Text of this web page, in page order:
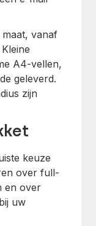
vanaf
A4-vellen,
geleverd.
zijn
keuze
over full-
en over
uw